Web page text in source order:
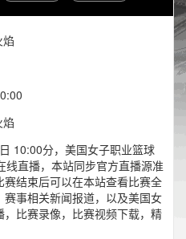
焰
焰
10:00分，美国女子职业篮球
直播，本站同步官方直播源准
结束后可以在本站查看比赛全
事相关新闻报道，以及美国女
比赛录像，比赛视频下载，精